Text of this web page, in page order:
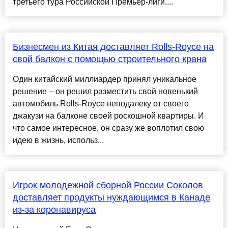
третьего тура Российской Премьер-лиги....
Бизнесмен из Китая доставляет Rolls-Royce на
свой балкон с помощью строительного крана
Один китайский миллиардер принял уникальное
решение – он решил разместить свой новенький
автомобиль Rolls-Royce неподалеку от своего
джакузи на балконе своей роскошной квартиры. И
что самое интересное, он сразу же воплотил свою
идею в жизнь, использ...
Игрок молодежной сборной России Соколов
доставляет продукты нуждающимся в Канаде
из-за коронавируса